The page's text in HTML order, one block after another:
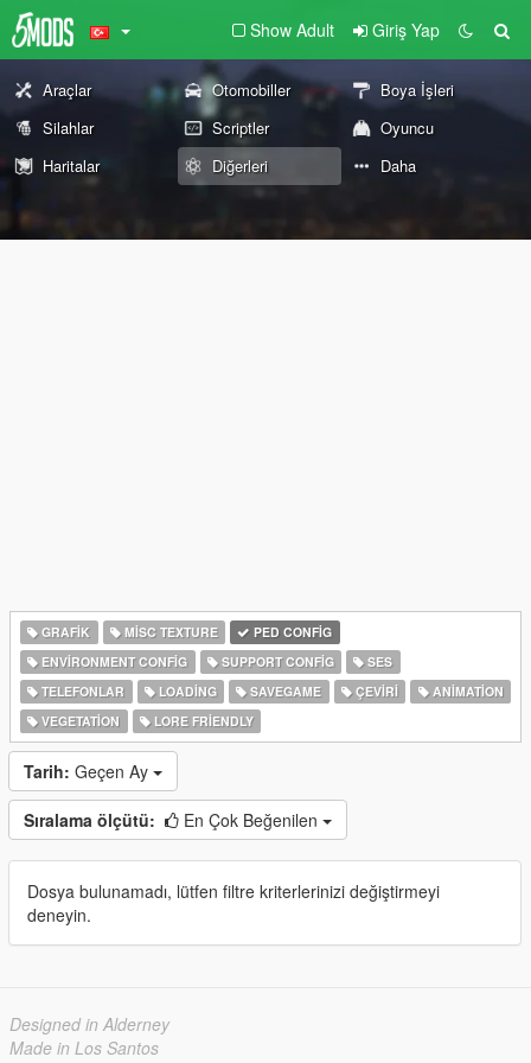
Show Adult Giriş Yap
Araçlar Otomobiller
Boya İşleri
Silahlar
Scriptler
Oyuncu
Haritalar
Diğerleri Daha
GRAFIK MISC TEXTURE
PED CONFIG
ENVIRONMENT CONFIG
SUPPORT CONFIG
SES
TELEFONLAR
LOADING SAVEGAME ÇEVIRI
ANIMATION
VEGETATION
LORE FRIENDLY
Tarih: Geçen Ay
Sıralama ölçütü: En Çok Beğenilen
Dosya bulunamadı, lütfen filtre kriterlerinizi değiştirmeyi
deneyin.
Designed in Alderney
Made in Los Santos